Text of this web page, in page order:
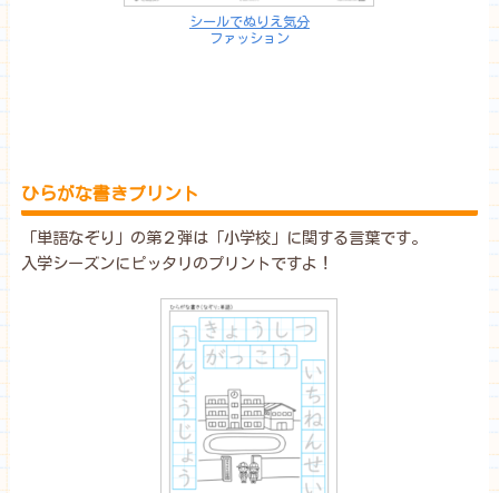
シールでぬりえ気分
ファッション
ひらがな書きプリント
「単語なぞり」の第２弾は「小学校」に関する言葉です。
入学シーズンにピッタリのプリントですよ！